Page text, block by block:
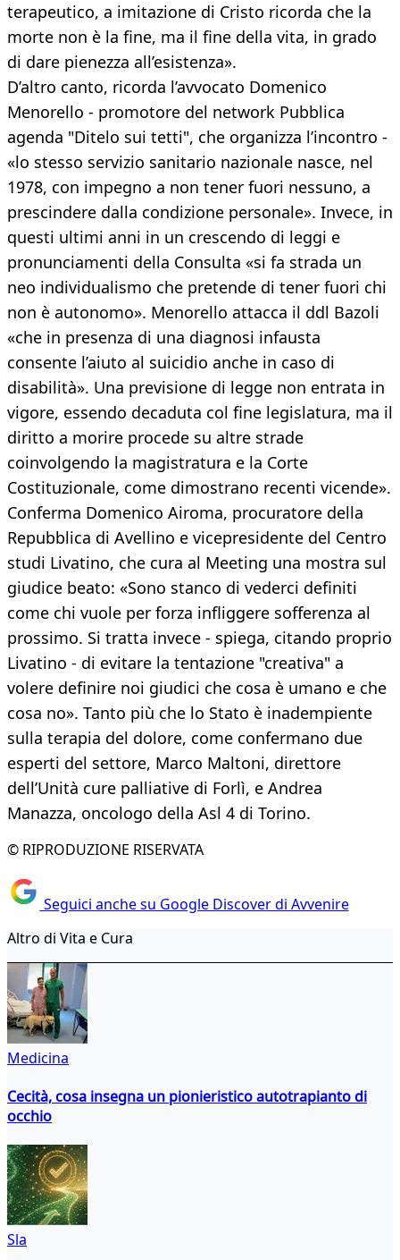
terapeutico, a imitazione di Cristo ricorda che la
morte non è la fine, ma il fine della vita, in grado
di dare pienezza all’esistenza».
D’altro canto, ricorda l’avvocato Domenico
Menorello - promotore del network Pubblica
agenda "Ditelo sui tetti", che organizza l’incontro -
«lo stesso servizio sanitario nazionale nasce, nel
1978, con impegno a non tener fuori nessuno, a
prescindere dalla condizione personale». Invece, in
questi ultimi anni in un crescendo di leggi e
pronunciamenti della Consulta «si fa strada un
neo individualismo che pretende di tener fuori chi
non è autonomo». Menorello attacca il ddl Bazoli
«che in presenza di una diagnosi infausta
consente l’aiuto al suicidio anche in caso di
disabilità». Una previsione di legge non entrata in
vigore, essendo decaduta col fine legislatura, ma il
diritto a morire procede su altre strade
coinvolgendo la magistratura e la Corte
Costituzionale, come dimostrano recenti vicende».
Conferma Domenico Airoma, procuratore della
Repubblica di Avellino e vicepresidente del Centro
studi Livatino, che cura al Meeting una mostra sul
giudice beato: «Sono stanco di vederci definiti
come chi vuole per forza infliggere sofferenza al
prossimo. Si tratta invece - spiega, citando proprio
Livatino - di evitare la tentazione "creativa" a
volere definire noi giudici che cosa è umano e che
cosa no». Tanto più che lo Stato è inadempiente
sulla terapia del dolore, come confermano due
esperti del settore, Marco Maltoni, direttore
dell’Unità cure palliative di Forlì, e Andrea
Manazza, oncologo della Asl 4 di Torino.
© RIPRODUZIONE RISERVATA
Seguici anche su Google Discover di Avvenire
Altro di Vita e Cura
Medicina
Cecità, cosa insegna un pionieristico autotrapianto di
occhio
Sla